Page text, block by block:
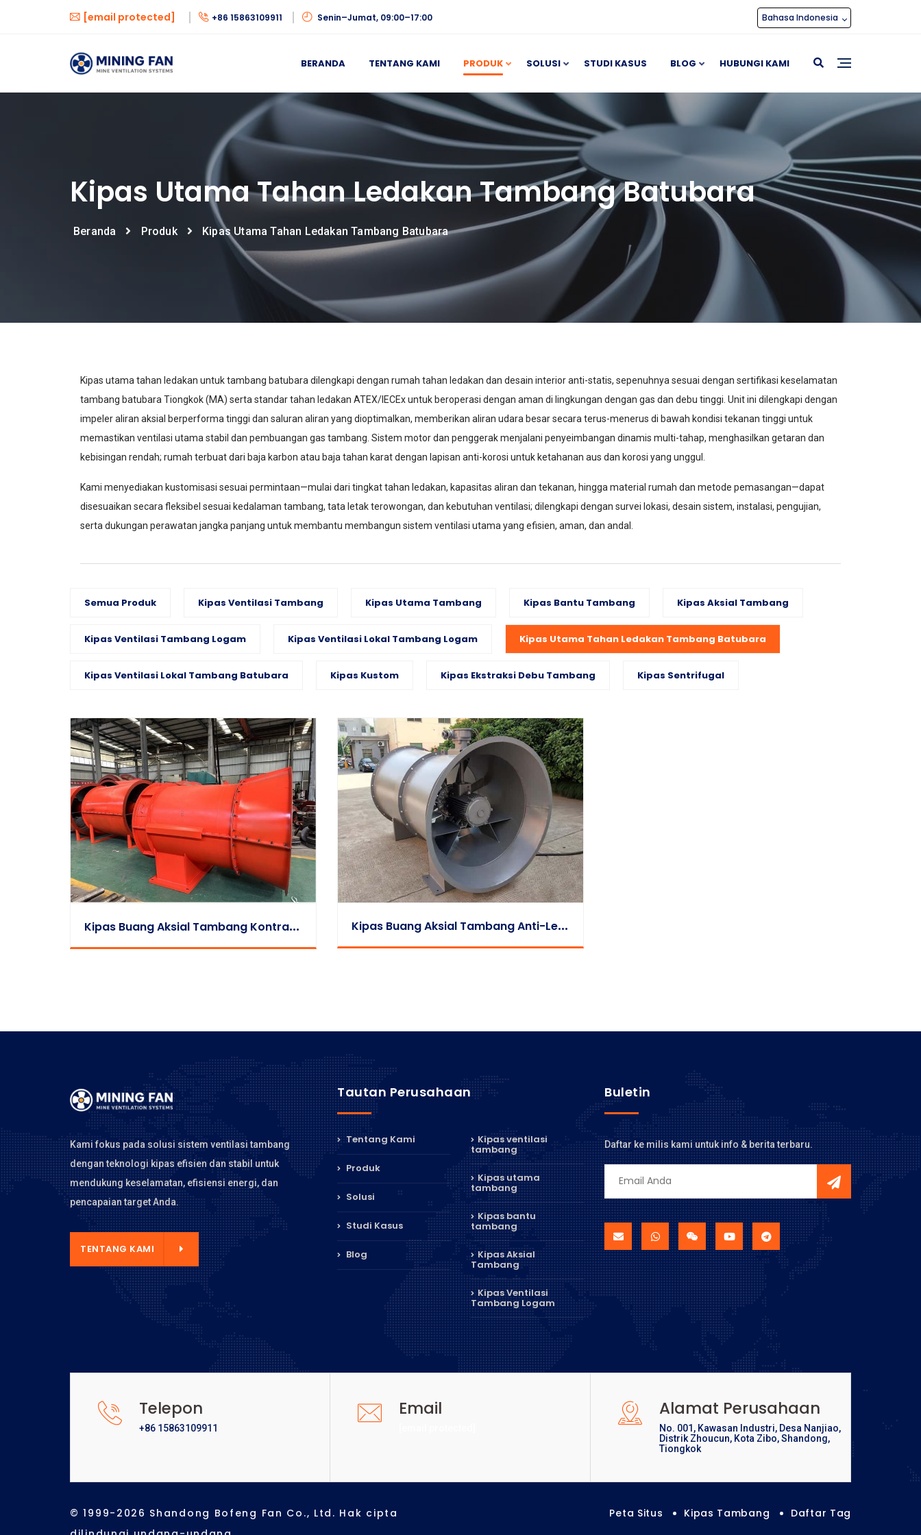
[email protected] +86 15863109911 Senin–Jumat, 09:00–17:00 Bahasa Indonesia
BERANDA TENTANG KAMI PRODUK SOLUSI STUDI KASUS BLOG HUBUNGI KAMI
Kipas Utama Tahan Ledakan Tambang Batubara
Beranda Produk Kipas Utama Tahan Ledakan Tambang Batubara
Kipas utama tahan ledakan untuk tambang batubara dilengkapi dengan rumah tahan ledakan dan desain interior anti-statis, sepenuhnya sesuai dengan sertifikasi keselamatan
tambang batubara Tiongkok (MA) serta standar tahan ledakan ATEX/IECEx untuk beroperasi dengan aman di lingkungan dengan gas dan debu tinggi. Unit ini dilengkapi dengan
impeler aliran aksial berperforma tinggi dan saluran aliran yang dioptimalkan, memberikan aliran udara besar secara terus-menerus di bawah kondisi tekanan tinggi untuk
memastikan ventilasi utama stabil dan pembuangan gas tambang. Sistem motor dan penggerak menjalani penyeimbangan dinamis multi-tahap, menghasilkan getaran dan
kebisingan rendah; rumah terbuat dari baja karbon atau baja tahan karat dengan lapisan anti-korosi untuk ketahanan aus dan korosi yang unggul.
Kami menyediakan kustomisasi sesuai permintaan—mulai dari tingkat tahan ledakan, kapasitas aliran dan tekanan, hingga material rumah dan metode pemasangan—dapat
disesuaikan secara fleksibel sesuai kedalaman tambang, tata letak terowongan, dan kebutuhan ventilasi; dilengkapi dengan survei lokasi, desain sistem, instalasi, pengujian,
serta dukungan perawatan jangka panjang untuk membantu membangun sistem ventilasi utama yang efisien, aman, dan andal.
Semua Produk Kipas Ventilasi Tambang Kipas Utama Tambang Kipas Bantu Tambang Kipas Aksial Tambang
Kipas Ventilasi Tambang Logam Kipas Ventilasi Lokal Tambang Logam Kipas Utama Tahan Ledakan Tambang Batubara
Kipas Ventilasi Lokal Tambang Batubara Kipas Kustom Kipas Ekstraksi Debu Tambang Kipas Sentrifugal
K
Ipas Buang Aksial Tambang Kontra-Rotasi Anti-Ledakan Seri FBCDZ K
Ipas Buang Aksial Tambang Anti-Ledakan Seri FBCZ
Kami fokus pada solusi sistem ventilasi tambang
dengan teknologi kipas efisien dan stabil untuk
mendukung keselamatan, efisiensi energi, dan
pencapaian target Anda.
TENTANG KAMI
Tautan Perusahaan
Tentang Kami
Produk
Solusi
Studi Kasus
Blog
Kipas ventilasi
tambang
Kipas utama
tambang
Kipas bantu
tambang
Kipas Aksial
Tambang
Kipas Ventilasi
Tambang Logam
Buletin
Daftar ke milis kami untuk info & berita terbaru.
Telepon
+86 15863109911
Email Alamat Perusahaan
No. 001, Kawasan Industri, Desa Nanjiao,
Distrik Zhoucun, Kota Zibo, Shandong,
Tiongkok
© 1999-2026 Shandong Bofeng Fan Co., Ltd. Hak cipta
Peta Situs Kipas Tambang Daftar Tag